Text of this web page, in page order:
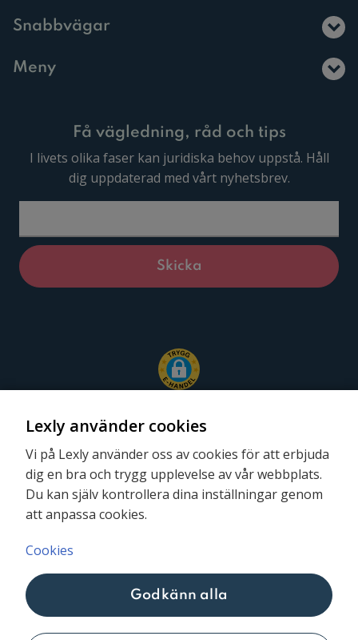
Snabbvägar
Meny
Få vägledning, råd och tips
I livets olika faser kan juridiska behov uppstå. Håll
dig uppdaterad med vårt nyhetsbrev.
Följ oss
Lexly använder cookies
Vi på Lexly använder oss av cookies för att erbjuda
dig en bra och trygg upplevelse av vår webbplats.
Du kan själv kontrollera dina inställningar genom
att anpassa cookies.
Cookies
Godkänn alla